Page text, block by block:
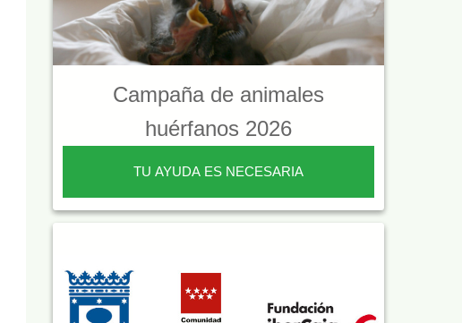
Campaña de animales
huérfanos 2026
TU AYUDA ES NECESARIA